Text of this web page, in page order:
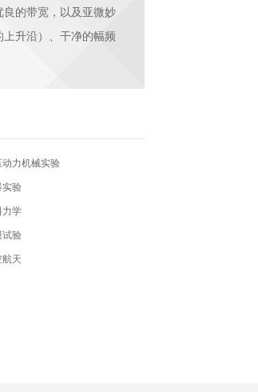
的带宽，以及亚微妙
升沿）、干净的幅频
动力机械实验
实验
力学
试验
航天